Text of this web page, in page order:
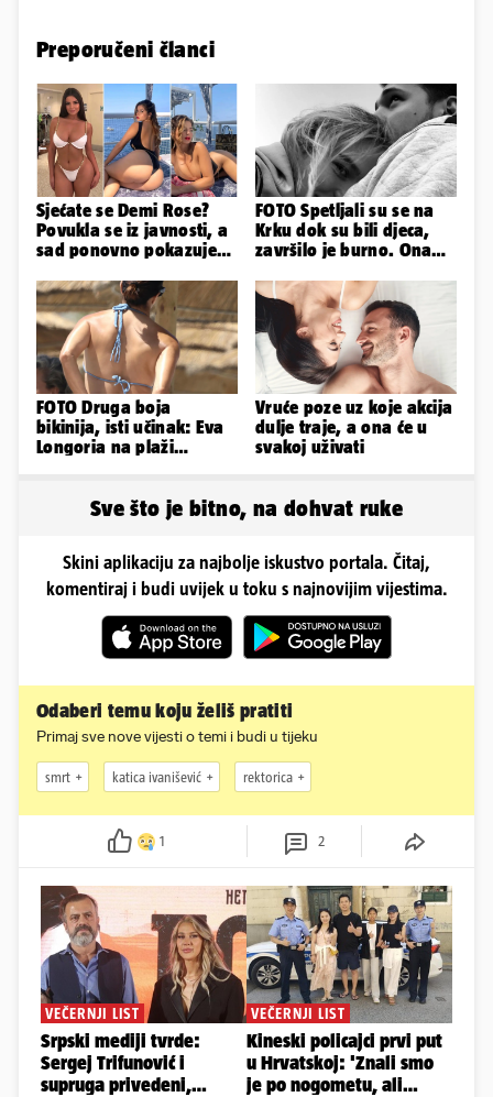
Preporučeni članci
Sjećate se Demi Rose?
Povukla se iz javnosti, a
sad ponovno pokazuje
FOTO Spetljali su se na
Krku dok su bili djeca,
završilo je burno. Ona
FOTO Druga boja
bikinija, isti učinak: Eva
Longoria na plaži
Vruće poze uz koje akcija
dulje traje, a ona će u
svakoj uživati
Sve što je bitno, na dohvat ruke
Skini aplikaciju za najbolje iskustvo portala. Čitaj,
komentiraj i budi uvijek u toku s najnovijim vijestima.
Odaberi temu koju želiš pratiti
Primaj sve nove vijesti o temi i budi u tijeku
smrt katica ivanišević rektorica
1 2